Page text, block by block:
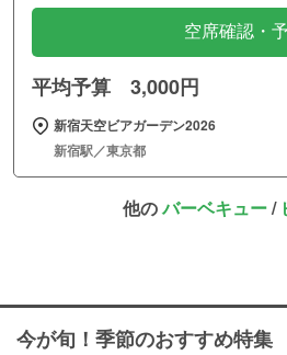
空席確認・
平均予算 3,000円
新宿天空ビアガーデン2026
新宿駅／東京都
他のバーベキュー/
今が旬！季節のおすすめ特集